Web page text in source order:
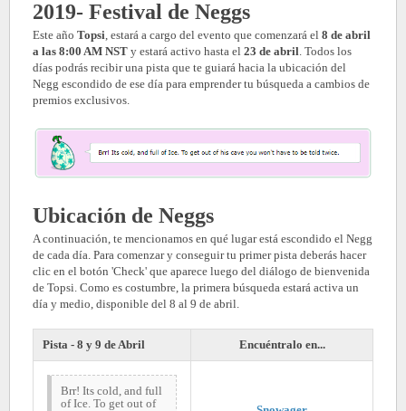
2019- Festival de Neggs
Este año Topsi, estará a cargo del evento que comenzará el 8 de abril
a las 8:00 AM NST y estará activo hasta el 23 de abril. Todos los
días podrás recibir una pista que te guiará hacia la ubicación del
Negg escondido de ese día para emprender tu búsqueda a cambios de
premios exclusivos.
Ubicación de Neggs
A continuación, te mencionamos en qué lugar está escondido el Negg
de cada día. Para comenzar y conseguir tu primer pista deberás hacer
clic en el botón 'Check' que aparece luego del diálogo de bienvenida
de Topsi. Como es costumbre, la primera búsqueda estará activa un
día y medio, disponible del 8 al 9 de abril.
Pista - 8 y 9 de Abril Encuéntralo en...
Brr! Its cold, and full
of Ice. To get out of